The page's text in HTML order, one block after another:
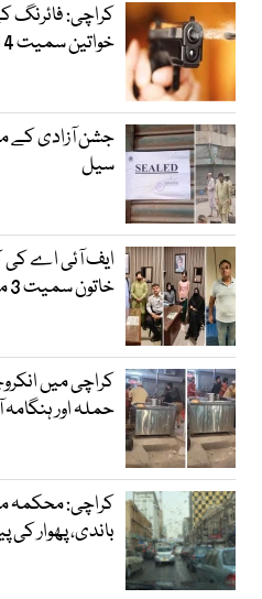
خواتین سمیت 4 افراد زخمی
جشن آزادی کے
سیل
ایف آئی اے کی
خاتون سمیت 3 مسافر آف لوڈ
کراچی میں
حملہ اور ہنگامہ آرائی
کراچی: محکمہ
باندی، پھوار کی